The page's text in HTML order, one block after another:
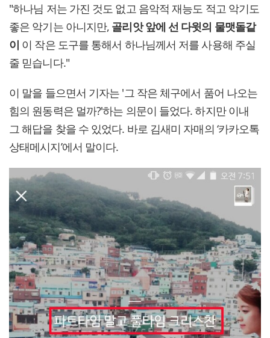
"하나님 저는 가진 것도 없고 음악적 재능도 적고 악기도
좋은 악기는 아니지만, 골리앗 앞에 선 다윗의 물맷돌같
이 이 작은 도구를 통해서 하나님께서 저를 사용해 주실
줄 믿습니다."
이 말을 들으면서 기자는 '그 작은 체구에서 품어 나오는
힘의 원동력은 멀까?'하는 의문이 들었다. 하지만 이내
그 해답을 찾을 수 있었다. 바로 김새미 자매의 ‘카카오톡
상태메시지’에서 말이다.